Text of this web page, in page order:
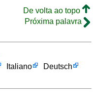
De volta ao topo
Próxima palavra
Italiano
Deutsch